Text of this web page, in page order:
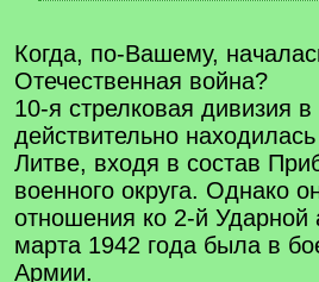
q
]
Когда, по-Вашему,
Отечественная война?
10-я стрелковая дивизия в
действительно
Литве, входя в состав
военного округа. Однако
отношения ко 2-й
марта 1942 года была в
Армии.